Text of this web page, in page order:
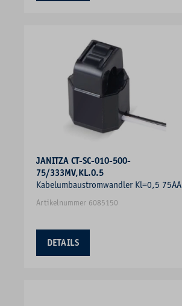
JANITZA CT-SC-010-500-
75/333MV,KL.0.5
Kabelumbaustromwandler Kl=0,5 75AA
Kabel
Artikelnummer 6085150
DETAILS